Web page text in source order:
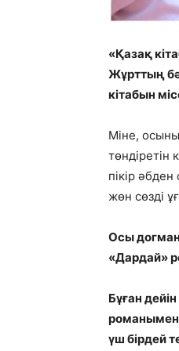
«Қазақ
Жұрттың
кітабын
Міне,
төндіретін
пікір
жөн сөзді
Осы
«Дардай»
Бұған
романымен
үш бірдей